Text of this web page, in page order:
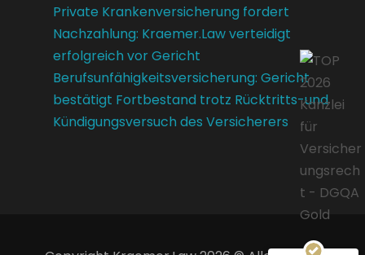
Private Krankenversicherung fordert
Nachzahlung: Kraemer.Law verteidigt
erfolgreich vor Gericht
Berufsunfähigkeitsversicherung: Gericht
bestätigt Fortbestand trotz Rücktritts-und
Kündigungsversuch des Versicherers
100%
ProvenExpert.com